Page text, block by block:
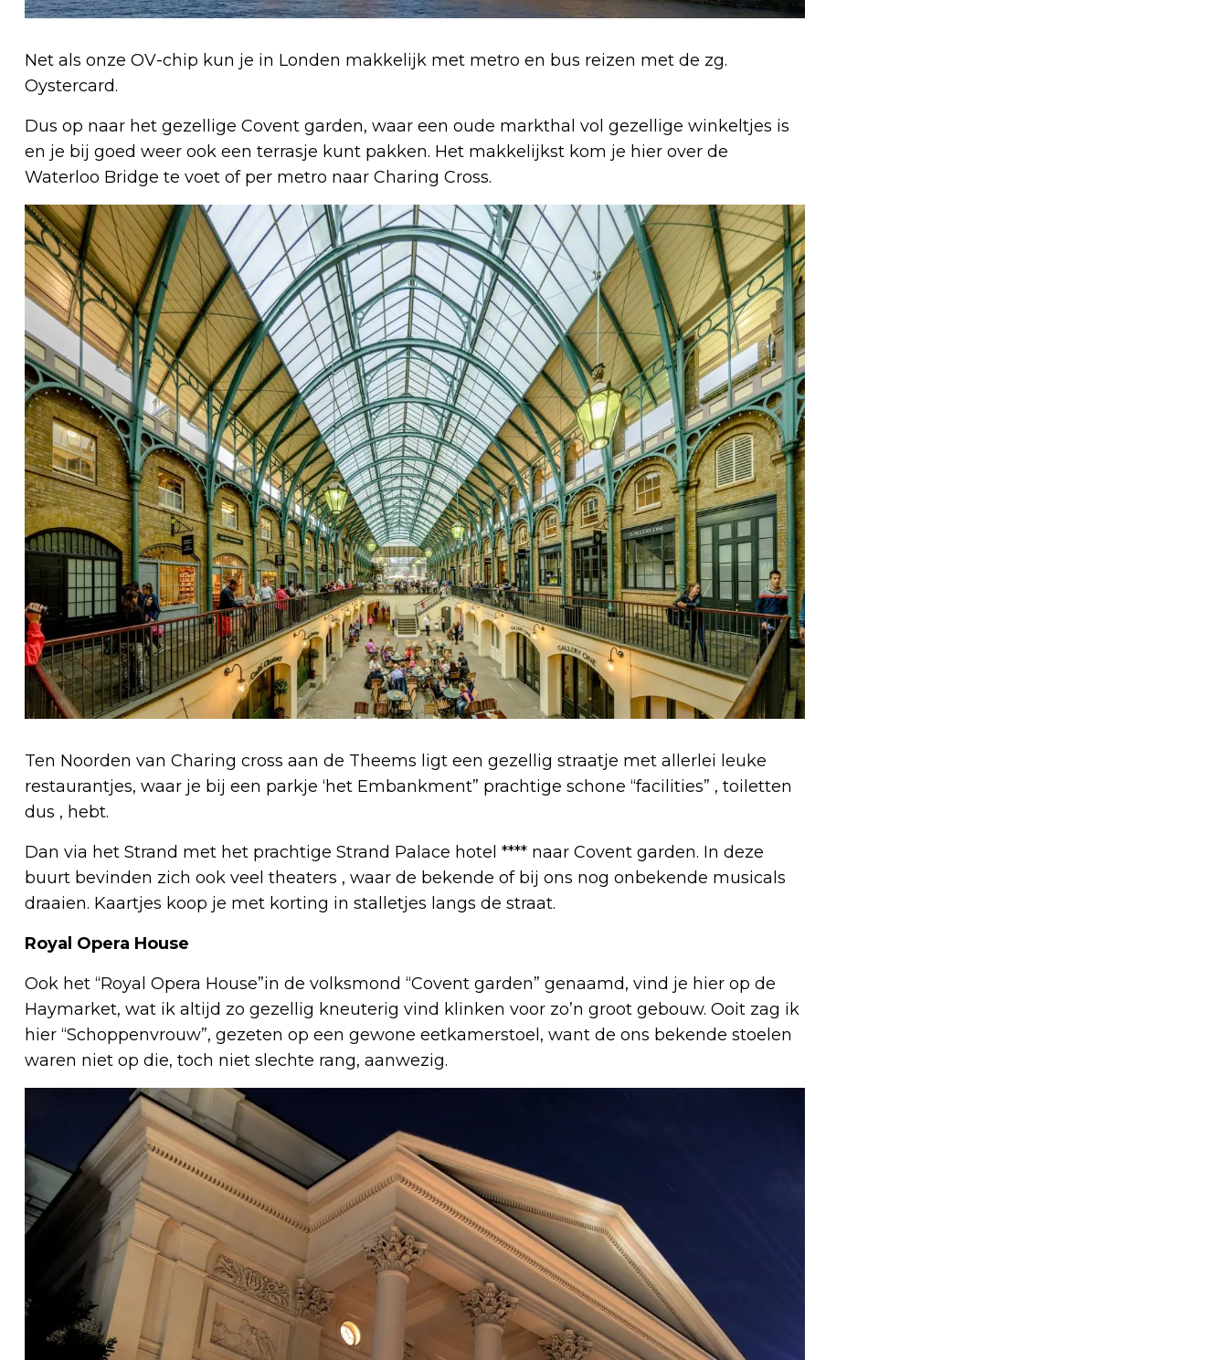
Net als onze OV-chip kun je in Londen makkelijk met metro en bus reizen met de zg.
Oystercard.
Dus op naar het gezellige Covent garden, waar een oude markthal vol gezellige winkeltjes is
en je bij goed weer ook een terrasje kunt pakken. Het makkelijkst kom je hier over de
Waterloo Bridge te voet of per metro naar Charing Cross.
Ten Noorden van Charing cross aan de Theems ligt een gezellig straatje met allerlei leuke
restaurantjes, waar je bij een parkje ‘het Embankment” prachtige schone “facilities” , toiletten
dus , hebt.
Dan via het Strand met het prachtige Strand Palace hotel **** naar Covent garden. In deze
buurt bevinden zich ook veel theaters , waar de bekende of bij ons nog onbekende musicals
draaien. Kaartjes koop je met korting in stalletjes langs de straat.
Royal Opera House
Ook het “Royal Opera House”in de volksmond “Covent garden” genaamd, vind je hier op de
Haymarket, wat ik altijd zo gezellig kneuterig vind klinken voor zo’n groot gebouw. Ooit zag ik
hier “Schoppenvrouw”, gezeten op een gewone eetkamerstoel, want de ons bekende stoelen
waren niet op die, toch niet slechte rang, aanwezig.